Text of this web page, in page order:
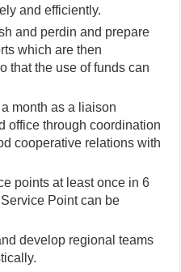
and efficiently.
and perdin and prepare
which are then
that the use of funds can
month as a liaison
office through coordination
cooperative relations with
points at least once in 6
Point can be
develop regional teams